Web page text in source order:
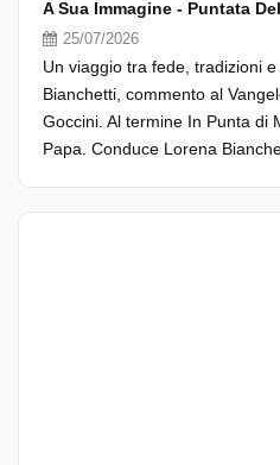
A Sua Immagine - Puntata
25/07/2026
Un viaggio tra fede, tradizioni
Bianchetti, commento al
Goccini. Al termine In Punta di
Papa. Conduce Lorena